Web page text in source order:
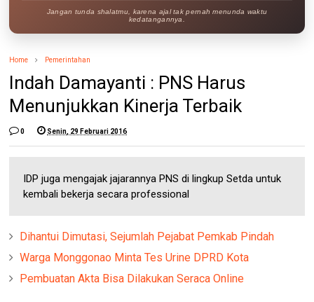
Jangan tunda shalatmu, karena ajal tak pernah menunda waktu
kedatangannya.
Home Pemerintahan
Indah Damayanti : PNS Harus
Menunjukkan Kinerja Terbaik
0 Senin, 29 Februari 2016
IDP juga mengajak jajarannya PNS di lingkup Setda untuk
kembali bekerja secara professional
Dihantui Dimutasi, Sejumlah Pejabat Pemkab Pindah
Warga Monggonao Minta Tes Urine DPRD Kota
Pembuatan Akta Bisa Dilakukan Seraca Online